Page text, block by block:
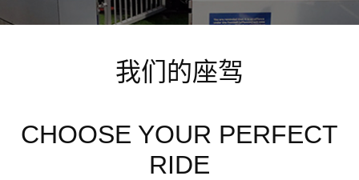
我们的座驾
CHOOSE YOUR PERFECT
RIDE